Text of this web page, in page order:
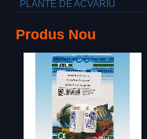
PLANTE DE ACVARIU
Produs Nou